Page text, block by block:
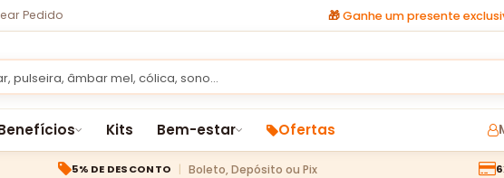
Pedido 🎁Ganhe um presente
Kits Bem-estar Ofertas
5% DE DESCONTO Boleto, Depósito ou Pix